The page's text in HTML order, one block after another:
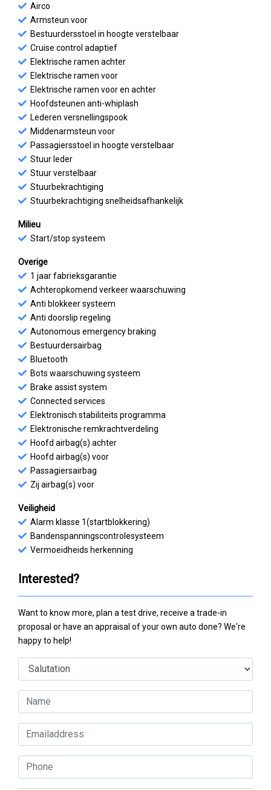
Airco
Armsteun voor
Bestuurdersstoel in hoogte verstelbaar
Cruise control adaptief
Elektrische ramen achter
Elektrische ramen voor
Elektrische ramen voor en achter
Hoofdsteunen anti-whiplash
Lederen versnellingspook
Middenarmsteun voor
Passagiersstoel in hoogte verstelbaar
Stuur leder
Stuur verstelbaar
Stuurbekrachtiging
Stuurbekrachtiging snelheidsafhankelijk
Milieu
Start/stop systeem
Overige
1 jaar fabrieksgarantie
Achteropkomend verkeer waarschuwing
Anti blokkeer systeem
Anti doorslip regeling
Autonomous emergency braking
Bestuurdersairbag
Bluetooth
Bots waarschuwing systeem
Brake assist system
Connected services
Elektronisch stabiliteits programma
Elektronische remkrachtverdeling
Hoofd airbag(s) achter
Hoofd airbag(s) voor
Passagiersairbag
Zij airbag(s) voor
Veiligheid
Alarm klasse 1(startblokkering)
Bandenspanningscontrolesysteem
Vermoeidheids herkenning
Interested?
Want to know more, plan a test drive, receive a trade-in
proposal or have an appraisal of your own auto done? We're
happy to help!